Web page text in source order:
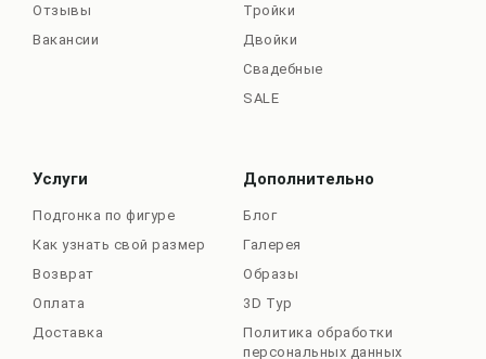
Отзывы
Вакансии
Тройки
Двойки
Свадебные
SALE
Услуги
Подгонка по фигуре
Как узнать свой размер
Возврат
Оплата
Доставка
Дополнительно
Блог
Галерея
Образы
3D Тур
Политика обработки
персональных данных